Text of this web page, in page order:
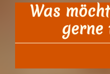
Was
gerne